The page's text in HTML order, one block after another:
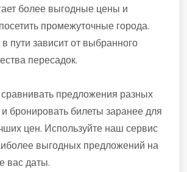
более выгодные цены и
промежуточные города.
пути зависит от выбранного
пересадок.
предложения разных
бронировать билеты заранее для
цен. Используйте наш сервис
выгодных предложений на
вас даты.